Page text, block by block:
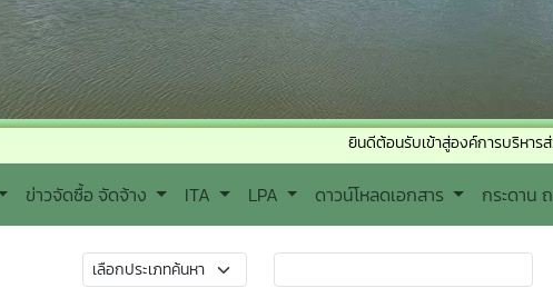
ยินดีต้อนรับเข้าสู่องค์การบริหารส่วนตำบลกร
ข่าวจัดซื้อ จัดจ้าง ITA LPA ดาวน์โหลดเอกสาร กระดาน